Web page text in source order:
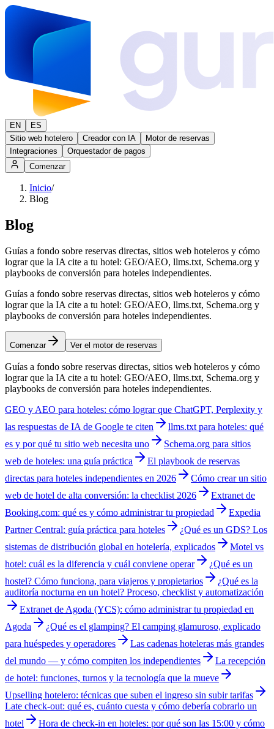
EN
ES
Sitio web hotelero
Creador con IA
Motor de reservas
Integraciones
Orquestador de pagos
Comenzar
Inicio/
Blog
Blog
Guías a fondo sobre reservas directas, sitios web hoteleros y cómo
lograr que la IA cite a tu hotel: GEO/AEO, llms.txt, Schema.org y
playbooks de conversión para hoteles independientes.
Guías a fondo sobre reservas directas, sitios web hoteleros y cómo
lograr que la IA cite a tu hotel: GEO/AEO, llms.txt, Schema.org y
playbooks de conversión para hoteles independientes.
Comenzar Ver el motor de reservas
Guías a fondo sobre reservas directas, sitios web hoteleros y cómo
lograr que la IA cite a tu hotel: GEO/AEO, llms.txt, Schema.org y
playbooks de conversión para hoteles independientes.
GEO y AEO para hoteles: cómo lograr que ChatGPT, Perplexity y
las respuestas de IA de Google te citen
llms.txt para hoteles: qué
es y por qué tu sitio web necesita uno
Schema.org para sitios
web de hoteles: una guía práctica
El playbook de reservas
directas para hoteles independientes en 2026
Cómo crear un sitio
web de hotel de alta conversión: la checklist 2026
Extranet de
Booking.com: qué es y cómo administrar tu propiedad
Expedia
Partner Central: guía práctica para hoteles
¿Qué es un GDS? Los
sistemas de distribución global en hotelería, explicados
Motel vs
hotel: cuál es la diferencia y cuál conviene operar
¿Qué es un
hostel? Cómo funciona, para viajeros y propietarios
¿Qué es la
auditoría nocturna en un hotel? Proceso, checklist y automatización
Extranet de Agoda (YCS): cómo administrar tu propiedad en
Agoda
¿Qué es el glamping? El camping glamuroso, explicado
para huéspedes y operadores
Las cadenas hoteleras más grandes
del mundo — y cómo compiten los independientes
La recepción
de hotel: funciones, turnos y la tecnología que la mueve
Upselling hotelero: técnicas que suben el ingreso sin subir tarifas
Late check-out: qué es, cuánto cuesta y cómo debería cobrarlo un
hotel
Hora de check-in en hoteles: por qué son las 15:00 y cómo